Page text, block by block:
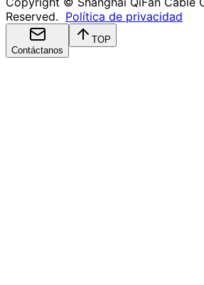
Reserved. Política de privacidad
Contáctanos
TOP